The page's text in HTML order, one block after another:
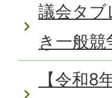
議会タブ
き一般
【令和